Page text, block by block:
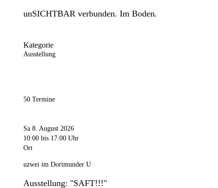
unSICHTBAR verbunden. Im Boden.
Kategorie
Ausstellung
50 Termine
Sa 8. August 2026
10:00 bis 17:00 Uhr
Ort
uzwei im Dortmunder U
Ausstellung: "SAFT!!!"